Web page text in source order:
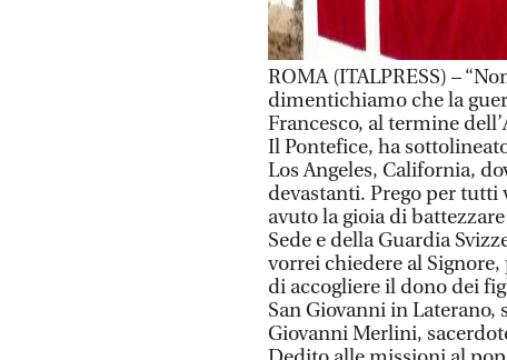
ROMA (ITALPRESS) –
dimentichiamo che la
Francesco, al termine
Il Pontefice, ha
Los Angeles, California,
devastanti. Prego per tutti
avuto la gioia di
Sede e della Guardia
vorrei chiedere al
di accogliere il dono dei
San Giovanni in
Giovanni Merlini,